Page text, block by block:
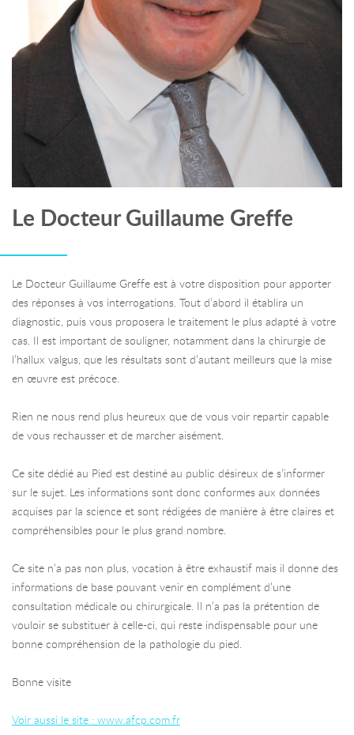
Le Docteur Guillaume Greffe
Le Docteur Guillaume Greffe est à votre disposition pour apporter
des réponses à vos interrogations. Tout d’abord il établira un
diagnostic, puis vous proposera le traitement le plus adapté à votre
cas. Il est important de souligner, notamment dans la chirurgie de
l’hallux valgus, que les résultats sont d’autant meilleurs que la mise
en œuvre est précoce.
Rien ne nous rend plus heureux que de vous voir repartir capable
de vous rechausser et de marcher aisément.
Ce site dédié au Pied est destiné au public désireux de s’informer
sur le sujet. Les informations sont donc conformes aux données
acquises par la science et sont rédigées de manière à être claires et
compréhensibles pour le plus grand nombre.
Ce site n’a pas non plus, vocation à être exhaustif mais il donne des
informations de base pouvant venir en complément d’une
consultation médicale ou chirurgicale. Il n’a pas la prétention de
vouloir se substituer à celle-ci, qui reste indispensable pour une
bonne compréhension de la pathologie du pied.
Bonne visite
Voir aussi le site : www.afcp.com.fr